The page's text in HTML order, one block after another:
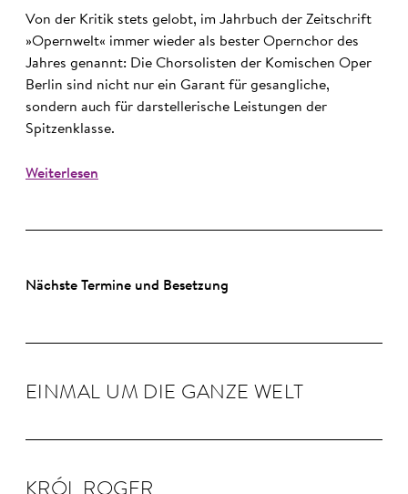
Von der Kritik stets gelobt, im Jahrbuch der Zeitschrift
»Opernwelt« immer wieder als bester Opernchor des
Jahres genannt: Die Chorsolisten der Komischen Oper
Berlin sind nicht nur ein Garant für gesangliche,
sondern auch für darstellerische Leistungen der
Spitzenklasse.
Weiterlesen
Nächste Termine und Besetzung
EINMAL UM DIE GANZE WELT
KRÓL RO­GER